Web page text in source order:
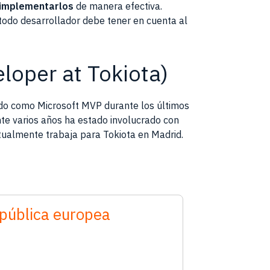
de manera efectiva.
desarrollador debe tener en cuenta al
at Tokiota)
como Microsoft MVP durante los últimos
varios años ha estado involucrado con
trabaja para Tokiota en Madrid.
europea